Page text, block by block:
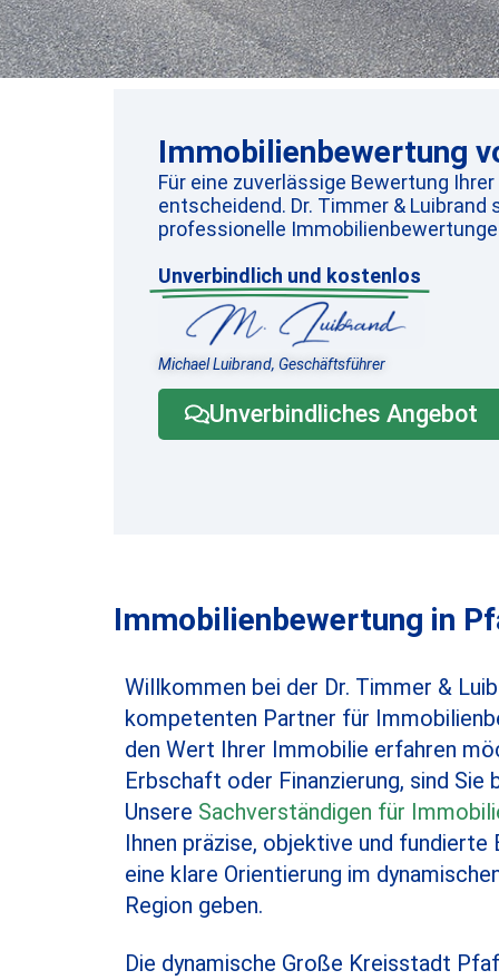
Immobilienbewertung
Für eine zuverlässige Bewertung
entscheidend. Dr. Timmer &
professionelle
Unverbindlich und kostenlos
Michael Luibrand, Geschäftsführer
Unverbindliches Angebot
Immobilienbewertung in
Willkommen bei der Dr. Timmer &
kompetenten Partner für
den Wert Ihrer Immobilie erfahren
Erbschaft oder Finanzierung, sind Sie
Unsere Sachverständigen für
Ihnen präzise, objektive und fundierte
eine klare Orientierung im
Region geben.
Die dynamische Große Kreisstadt